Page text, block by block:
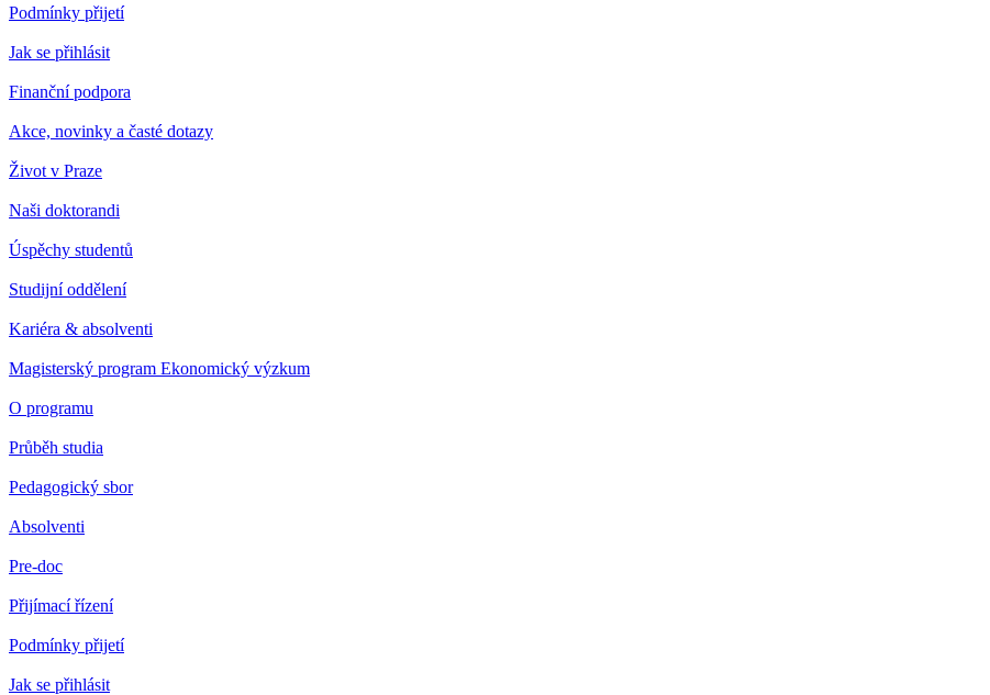
Podmínky přijetí
Jak se přihlásit
Finanční podpora
Akce, novinky a časté dotazy
Život v Praze
Naši doktorandi
Úspěchy studentů
Studijní oddělení
Kariéra & absolventi
Magisterský program Ekonomický výzkum
O programu
Průběh studia
Pedagogický sbor
Absolventi
Pre-doc
Přijímací řízení
Podmínky přijetí
Jak se přihlásit